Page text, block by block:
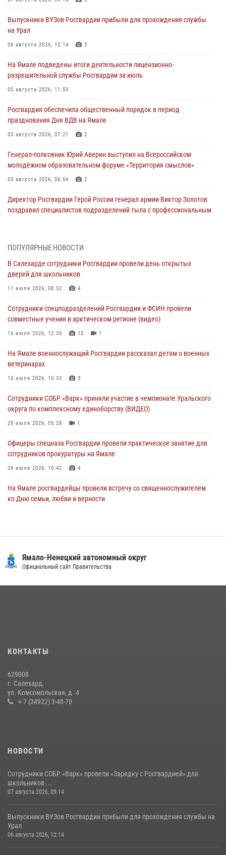
Выпускники ВУЗов Росгвардии прибыли для прохождения службы
на Урал
06 августа 2026, 12:14 3
На Ямале подведены итоги деятельности лицензионно-
разрешительной службы Росгвардии за июль
05 августа 2026, 11:50
Росгвардия обеспечила общественный порядок в период
празднования Дня ВДВ на Ямале
03 августа 2026, 07:21 2
Генерал-полковник Юрий Аверин выступил на Всероссийском
молодёжном образовательном форуме «Территория смыслов»
03 августа 2026, 06:54 2
Директор Росгвардии Герой России генерал армии Виктор Золотов
поздравил специалистов подразделений тыла с профессиональным
30 июля 2026, 09:34
Офицеры спецназа Росгвардии провели практическое занятие для
29 июля 2026, 10:42
В Уральском округе Росгвардии состоялось заседание
Сотрудники СОБР «Варк» приняли участие в чемпионате Уральского
28 июля 2026, 05:28
ПОПУЛЯРНЫЕ НОВОСТИ
В Салехарде сотрудники Росгвардии провели день открытых
дверей для школьников
11 июля 2026, 08:52 4
Сотрудники спецподразделений Росгвардии и ФСИН провели
совместные учения в арктическом регионе (видео)
16 июля 2026, 12:30 10 1
На Ямале военнослужащий Росгвардии рассказал детям о военных
ветеринарах
10 июля 2026, 10:33 3
Сотрудники СОБР «Варк» приняли участие в чемпионате Уральского
округа по комплексному единоборству (ВИДЕО)
28 июля 2026, 05:28 1
Офицеры спецназа Росгвардии провели практическое занятие для
сотрудников прокуратуры на Ямале
29 июля 2026, 10:42 4
На Ямале росгвардейцы провели встречу со священнослужителем
ко Дню семьи, любви и верности
«Каникулы с Росгвардией» продолжаются на Ямале
На Ямале подведены итоги работы вневедомственной охраны
14 июля 2026, 06:53
Ямало-Ненецкий автономный округ
Официальный сайт Правительства
КОНТАКТЫ
629008
г. Салехард,
ул. Комсомольская, д. 4
+ 7 (34922) 3-48-70
НОВОСТИ
Сотрудники СОБР «Варк» провели «Зарядку с Росгвардией» для
школьников ...
07 августа 2026, 09:14
Выпускники ВУЗов Росгвардии прибыли для прохождения службы на
Урал
06 августа 2026, 12:14